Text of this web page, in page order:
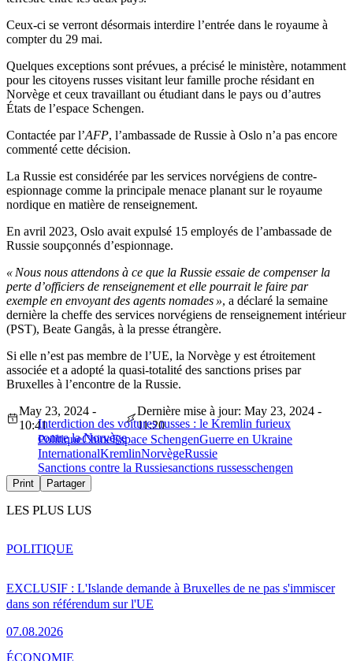
Ceux-ci se verront désormais interdire l’entrée dans le royaume à
compter du 29 mai.
Quelques exceptions sont prévues, a précisé le ministère, notamment
pour les citoyens russes visitant leur famille proche résidant en
Norvège et ceux travaillant ou étudiant dans le pays ou d’autres
États de l’espace Schengen.
Contactée par l’AFP, l’ambassade de Russie à Oslo n’a pas encore
commenté cette décision.
La Russie est considérée par les services norvégiens de contre-
espionnage comme la principale menace planant sur le royaume
nordique en matière de renseignement.
En avril 2023, Oslo avait expulsé 15 employés de l’ambassade de
Russie soupçonnés d’espionnage.
« Nous nous attendons à ce que la Russie essaie de compenser la
perte d’officiers de renseignement et elle pourrait le faire par
exemple en envoyant des agents nomades », a déclaré la semaine
dernière la cheffe des services norvégiens de renseignement intérieur
(PST), Beate Gangås, à la presse étrangère.
Si elle n’est pas membre de l’UE, la Norvège y est étroitement
associée et a adopté la quasi-totalité des sanctions prises par
Bruxelles à l’encontre de la Russie.
Interdiction des voitures russes : le Kremlin furieux
contre la Norvège
May 23, 2024 -
10:41
Dernière mise à jour: May 23, 2024 -
11:20
PolitiqueChineEspace SchengenGuerre en Ukraine
InternationalKremlinNorvègeRussie
Sanctions contre la Russiesanctions russesschengen
Print Partager
LES PLUS LUS
EXCLUSIF : L'Islande demande à Bruxelles de ne pas s'immiscer
dans son référendum sur l'UE
07.08.2026
POLITIQUE
ÉCONOMIE